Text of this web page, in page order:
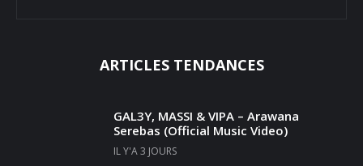
ARTICLES TENDANCES
GAL3Y, MASSI & VIPA – Arawana
Serebas (Official Music Video)
IL Y'A 3 JOURS